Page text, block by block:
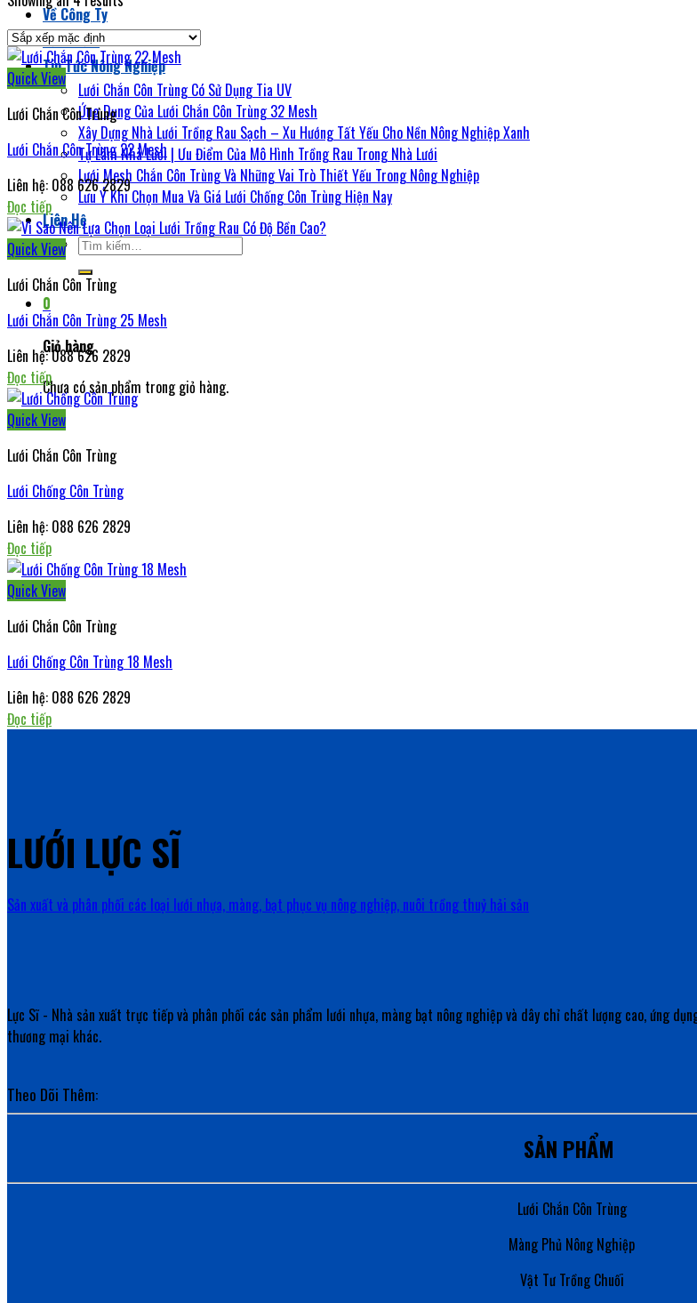
Về Công Ty
Sản Phẩm
Tin Tức Nông Nghiệp
Lưới Chắn Côn Trùng Có Sử Dụng Tia UV
Ứng Dụng Của Lưới Chắn Côn Trùng 32 Mesh
Xây Dựng Nhà Lưới Trồng Rau Sạch – Xu Hướng Tất Yếu Cho Nền Nông Nghiệp Xanh
Tự Làm Nhà Lưới | Ưu Điểm Của Mô Hình Trồng Rau Trong Nhà Lưới
Lưới Mesh Chắn Côn Trùng Và Những Vai Trò Thiết Yếu Trong Nông Nghiệp
Lưu Ý Khi Chọn Mua Và Giá Lưới Chống Côn Trùng Hiện Nay
Liên Hệ
Tìm
kiếm:
0
Giỏ hàng
Chưa có sản phẩm trong giỏ hàng.
Quick View
Lưới Chắn Côn Trùng
Lưới Chắn Côn Trùng 22 Mesh
Liên hệ: 088 626 2829
Đọc tiếp
Quick View
Lưới Chắn Côn Trùng
Lưới Chắn Côn Trùng 25 Mesh
Liên hệ: 088 626 2829
Đọc tiếp
Quick View
Lưới Chắn Côn Trùng
Lưới Chống Côn Trùng
Liên hệ: 088 626 2829
Đọc tiếp
Quick View
Lưới Chắn Côn Trùng
Lưới Chống Côn Trùng 18 Mesh
Liên hệ: 088 626 2829
Đọc tiếp
LƯỚI LỰC SĨ
Sản xuất và phân phối các loại lưới nhựa, màng, bạt phục vụ nông nghiệp, nuôi trồng thuỷ hải sản
Lực Sĩ - Nhà sản xuất trực tiếp và phân phối các sản phẩm lưới nhựa, màng bạt nông nghiệp và dây chỉ chất lượng cao, ứng
thương mại khác.
Theo Dõi Thêm:
SẢN PHẨM
Lưới Chắn Côn Trùng
Màng Phủ Nông Nghiệp
Vật Tư Trồng Chuối